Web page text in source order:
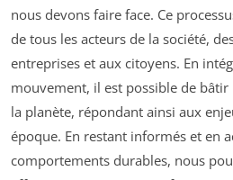
nous devons faire face. Ce
de tous les acteurs de la société,
entreprises et aux citoyens. En
mouvement, il est possible de
la planète, répondant ainsi aux
époque. En restant informés et en
comportements durables, nous